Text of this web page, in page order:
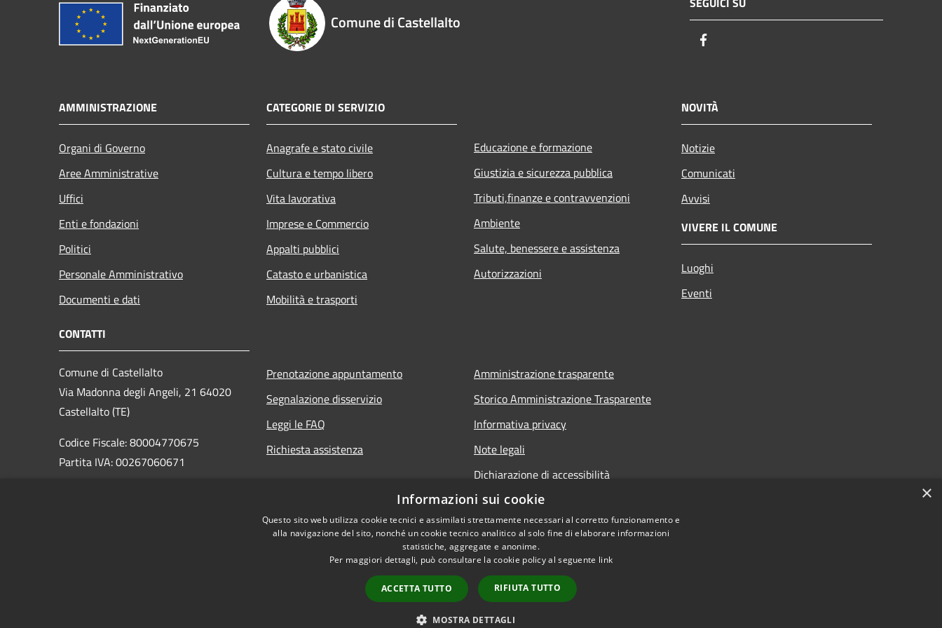
Comune di Castellalto
AMMINISTRAZIONE
Organi di Governo
Aree Amministrative
Uffici
Enti e fondazioni
Politici
Personale Amministrativo
Documenti e dati
CATEGORIE DI SERVIZIO
Anagrafe e stato civile
Cultura e tempo libero
Vita lavorativa
Imprese e Commercio
Appalti pubblici
Catasto e urbanistica
Mobilità e trasporti
Educazione e formazione
Giustizia e sicurezza pubblica
Tributi,finanze e contravvenzioni
Ambiente
Salute, benessere e assistenza
Autorizzazioni
NOVITÀ
Notizie
Comunicati
Avvisi
VIVERE IL COMUNE
Luoghi
Eventi
CONTATTI
Comune di Castellalto
Via Madonna degli Angeli, 21 64020
Castellalto (TE)
Codice Fiscale: 80004770675
Partita IVA: 00267060671
Prenotazione appuntamento
Segnalazione disservizio
Leggi le FAQ
Richiesta assistenza
Amministrazione trasparente
Storico Amministrazione Trasparente
Informativa privacy
Note legali
Dichiarazione di accessibilità
Copyright © 2026 • Comune di Castellalto • Powered by
×
Informazioni sui cookie
Questo sito web utilizza cookie tecnici e assimilati strettamente necessari al corretto funzionamento e
alla navigazione del sito, nonché un cookie tecnico analitico al solo fine di elaborare informazioni
statistiche, aggregate e anonime.
Per maggiori dettagli, può consultare la cookie policy al seguente link
ACCETTA TUTTO RIFIUTA TUTTO
MOSTRA DETTAGLI